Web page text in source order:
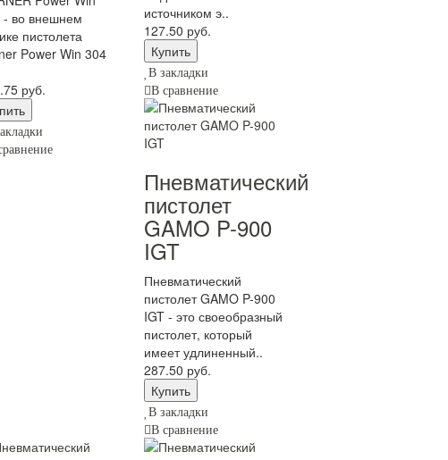
- во внешнем
пистолета
Power Win 304
руб.
источником э..
127.50 руб.
В закладки
В сравнение
Пневматический
пистолет
GAMO P-900
IGT
Пневматический
пистолет GAMO P-900
IGT - это своеобразный
пистолет, который
имеет удлиненный..
287.50 руб.
В закладки
В сравнение